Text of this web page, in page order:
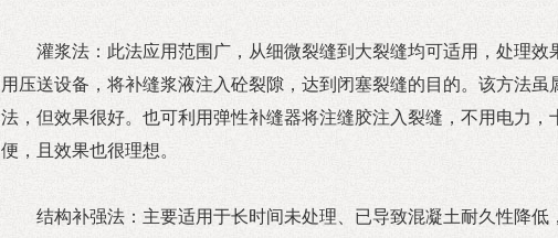
灌浆法：此法应用范围广，从细微裂缝到大裂缝均可适用，处理效
用压送设备，将补缝浆液注入砼裂隙，达到闭塞裂缝的目的。该方法虽
法，但效果很好。也可利用弹性补缝器将注缝胶注入裂缝，不用电力，
便，且效果也很理想。
结构补强法：主要适用于长时间未处理、已导致混凝土耐久性降低